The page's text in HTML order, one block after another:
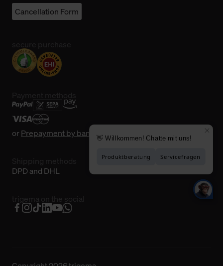
Cancellation Form
orPrepayment by bank transfer
DPD and DHL